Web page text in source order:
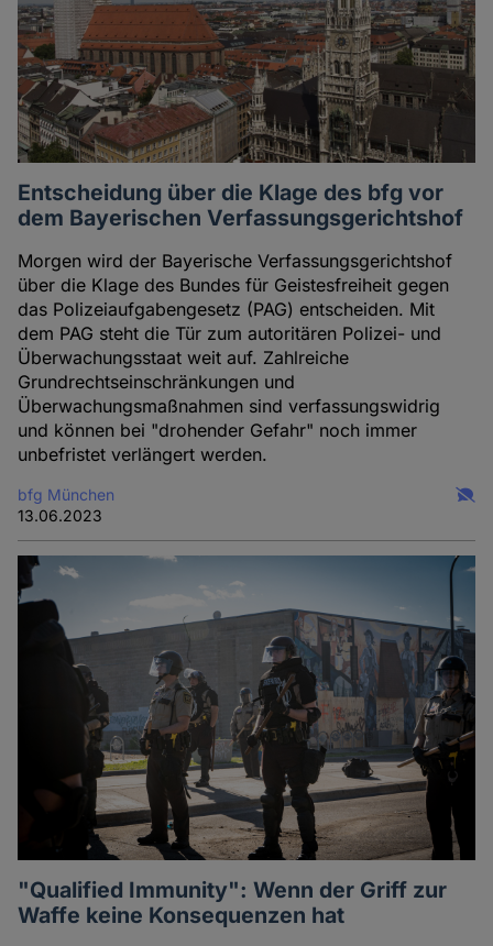
Entscheidung über die Klage des bfg vor
dem Bayerischen Verfassungsgerichtshof
Morgen wird der Bayerische Verfassungsgerichtshof
über die Klage des Bundes für Geistesfreiheit gegen
das Polizeiaufgabengesetz (PAG) entscheiden. Mit
dem PAG steht die Tür zum autoritären Polizei- und
Überwachungsstaat weit auf. Zahlreiche
Grundrechtseinschränkungen und
Überwachungsmaßnahmen sind verfassungswidrig
und können bei "drohender Gefahr" noch immer
unbefristet verlängert werden.
bfg München
13.06.2023
"Qualified Immunity": Wenn der Griff zur
Waffe keine Konsequenzen hat